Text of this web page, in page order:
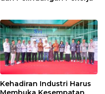
Kehadiran Industri Harus